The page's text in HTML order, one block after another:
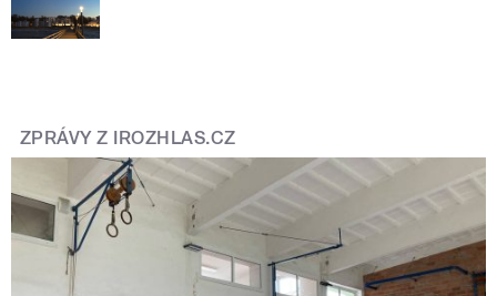
ZPRÁVY Z IROZHLAS.CZ